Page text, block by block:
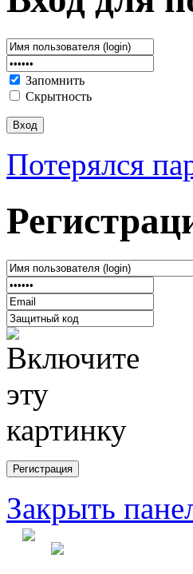
Запомнить
Скрытность
Потерялся
Закрыть